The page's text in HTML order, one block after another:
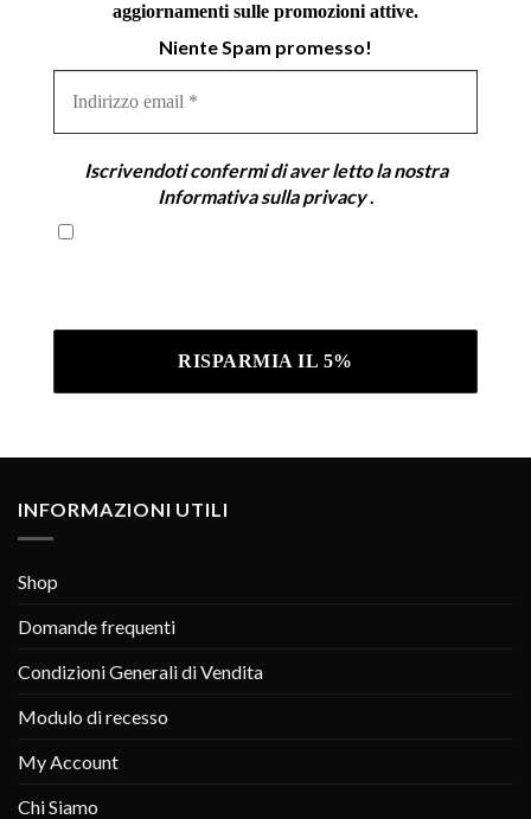
aggiornamenti sulle promozioni attive.
Niente Spam promesso!
email
Iscrivendoti confermi di aver letto la nostra
Informativa sulla privacy.
INFORMAZIONI UTILI
Shop
Domande frequenti
Condizioni Generali di Vendita
Modulo di recesso
My Account
Chi Siamo